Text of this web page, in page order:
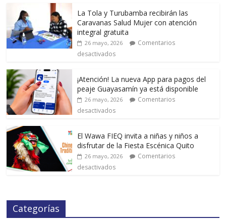
La Tola y Turubamba recibirán las
Caravanas Salud Mujer con atención
integral gratuita
26 mayo, 2026
Comentarios
desactivados
¡Atención! La nueva App para pagos del
peaje Guayasamín ya está disponible
26 mayo, 2026
Comentarios
desactivados
El Wawa FIEQ invita a niñas y niños a
disfrutar de la Fiesta Escénica Quito
26 mayo, 2026
Comentarios
desactivados
Categorías